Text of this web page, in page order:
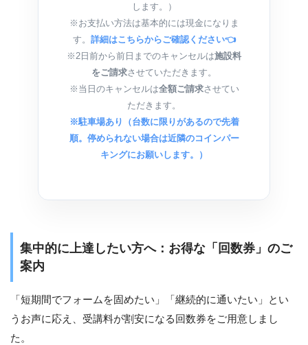
します。）
※お支払い方法は基本的には現金になりま
す。 詳細はこちらからご確認ください👈
※2日前から前日までのキャンセルは施設料
をご請求させていただきます。
※当日のキャンセルは全額ご請求させてい
ただきます。
※駐車場あり（台数に限りがあるので先着
順。停められない場合は近隣のコインパー
キングにお願いします。）
集中的に上達したい方へ：お得な「回数券」のご
案内
「短期間でフォームを固めたい」「継続的に通いたい」とい
うお声に応え、受講料が割安になる回数券をご用意しまし
た。